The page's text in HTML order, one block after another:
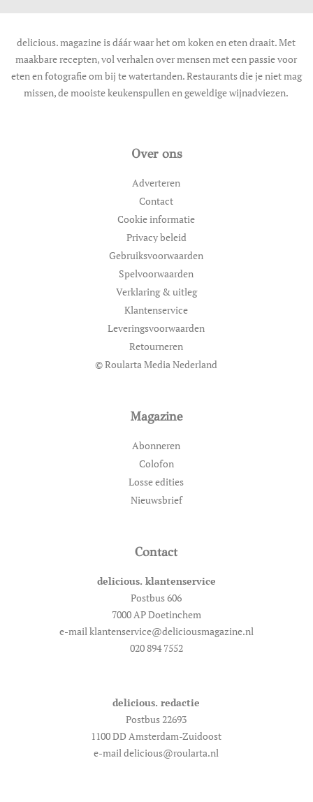
delicious. magazine is dáár waar het om koken en eten draait. Met
maakbare recepten, vol verhalen over mensen met een passie voor
eten en fotografie om bij te watertanden. Restaurants die je niet mag
missen, de mooiste keukenspullen en geweldige wijnadviezen.
Over ons
Adverteren
Contact
Cookie informatie
Privacy beleid
Gebruiksvoorwaarden
Spelvoorwaarden
Verklaring & uitleg
Klantenservice
Leveringsvoorwaarden
Retourneren
© Roularta Media Nederland
Magazine
Abonneren
Colofon
Losse edities
Nieuwsbrief
Contact
delicious. klantenservice
Postbus 606
7000 AP Doetinchem
e-mail klantenservice@deliciousmagazine.nl
020 894 7552
delicious. redactie
Postbus 22693
1100 DD Amsterdam-Zuidoost
e-mail delicious@roularta.nl